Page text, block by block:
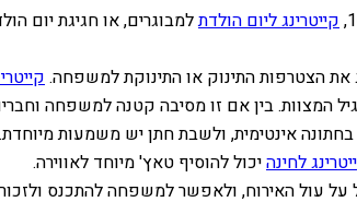
קייטרינג ליום הולדתלמבוגרים, או חגיגת יום
את הצטרפות התינוק או התינוקת למשפחה.
המצוות. בין אם זו מסיבה קטנה למשפחה
בחתונה אינטימית, ולשבת חתן יש משמעות מיוחדת.
לחינהיכול להוסיף טאץ' מיוחד לאווירה.
על עול האירוח, ולאפשר למשפחה להתכנס